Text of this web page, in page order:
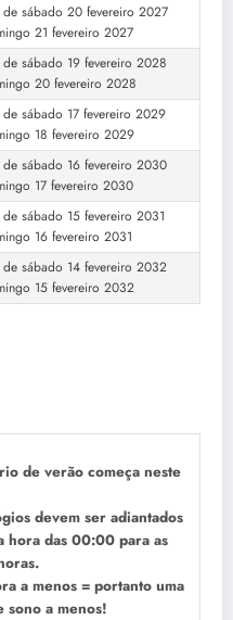
sábado 20 fevereiro 2027
21 fevereiro 2027
sábado 19 fevereiro 2028
20 fevereiro 2028
sábado 17 fevereiro 2029
18 fevereiro 2029
sábado 16 fevereiro 2030
17 fevereiro 2030
sábado 15 fevereiro 2031
16 fevereiro 2031
sábado 14 fevereiro 2032
15 fevereiro 2032
de verão começa neste
devem ser adiantados
hora das 00:00 para as
a menos = portanto uma
sono a menos!